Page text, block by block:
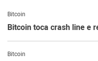
Bitcoin
Bitcoin toca crash line e
Bitcoin